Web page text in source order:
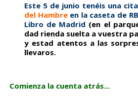
Este 5 de junio tenéis una
del Hambre en la caseta de
Libro de Madrid (en el
dad rienda suelta a vuestra
y estad atentos a las
llevaros.
Comienza la cuenta atrás...